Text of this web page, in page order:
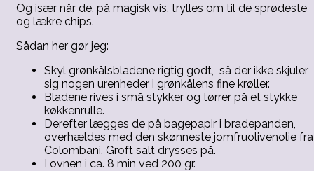
Og især når de, på magisk vis, trylles om til de sprødeste
og lækre chips.
Sådan her gør jeg:
Skyl grønkålsbladene rigtig godt, så der ikke skjuler
sig nogen urenheder i grønkålens fine krøller.
Bladene rives i små stykker og tørrer på et stykke
køkkenrulle.
Derefter lægges de på bagepapir i bradepanden,
overhældes med den skønneste jomfruolivenolie fra
Colombani. Groft salt drysses på.
I ovnen i ca. 8 min ved 200 gr.